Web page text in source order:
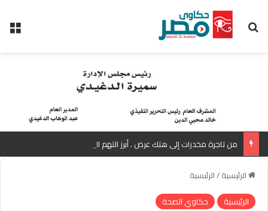
بحث عن
الرئيسية/الرئيسية
الرئيسية
حكاوي الصحة